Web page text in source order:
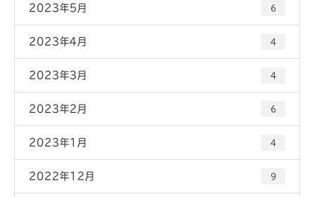
2023年5月 6
2023年4月 4
2023年3月 4
2023年2月 6
2023年1月 4
2022年12月 9